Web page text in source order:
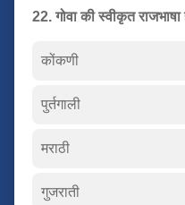
22. गोवा की स्वीकृत राजभाषा
कोंकणी
पुर्तगाली
मराठी
गुजराती